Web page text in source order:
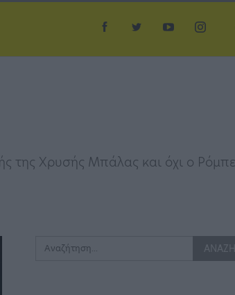
της Χρυσής Μπάλας και όχι ο